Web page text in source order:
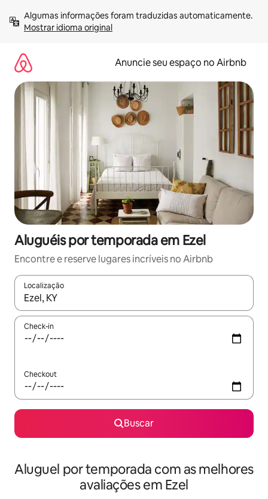
para
Mostrar idioma original
Anuncie seu espaço no Airbnb
Aluguéis por temporada em Ezel
Encontre e reserve lugares incríveis no Airbnb
Localização
Quando os resultados estiverem disponíveis, explore-os
Check-in
Checkout
Buscar
Aluguel por temporada com as melhores
avaliações em Ezel